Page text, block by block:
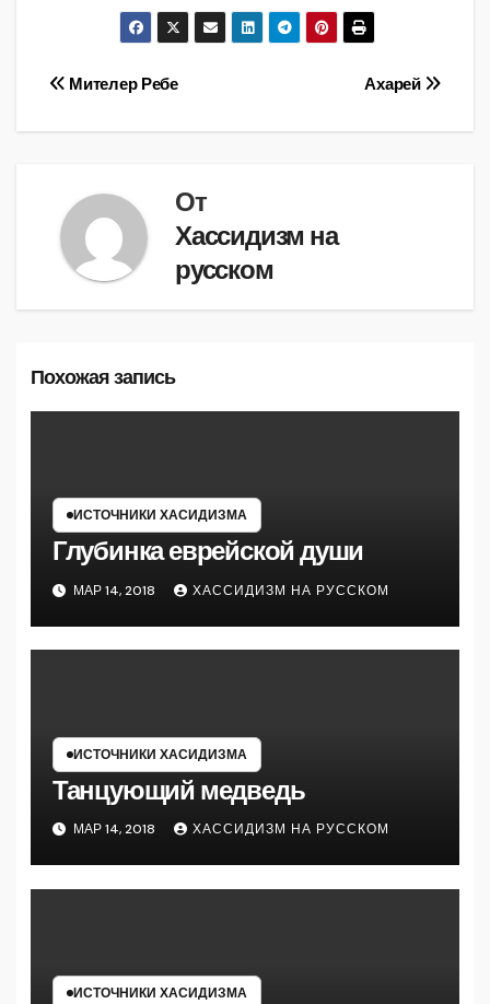
Навигация
по
Ахарей
Мителер Ребе
От
Хассидизм на
русском
Похожая запись
ИСТОЧНИКИ ХАСИДИЗМА
Глубинка еврейской души
МАР 14, 2018 ХАССИДИЗМ НА РУССКОМ
ИСТОЧНИКИ ХАСИДИЗМА
Танцующий медведь
МАР 14, 2018 ХАССИДИЗМ НА РУССКОМ
ИСТОЧНИКИ ХАСИДИЗМА